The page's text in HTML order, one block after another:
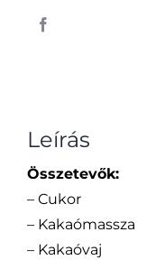
Leírás
Összetevők:
– Cukor
– Kakaómassza
– Kakaóvaj